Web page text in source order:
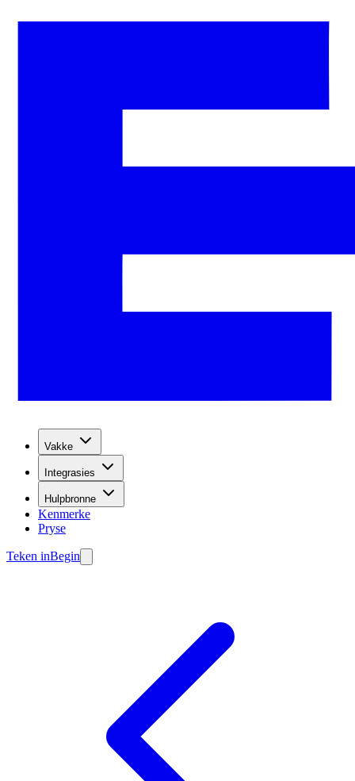
Vakke
Integrasies
Hulpbronne
Kenmerke
Pryse
Teken inBegin